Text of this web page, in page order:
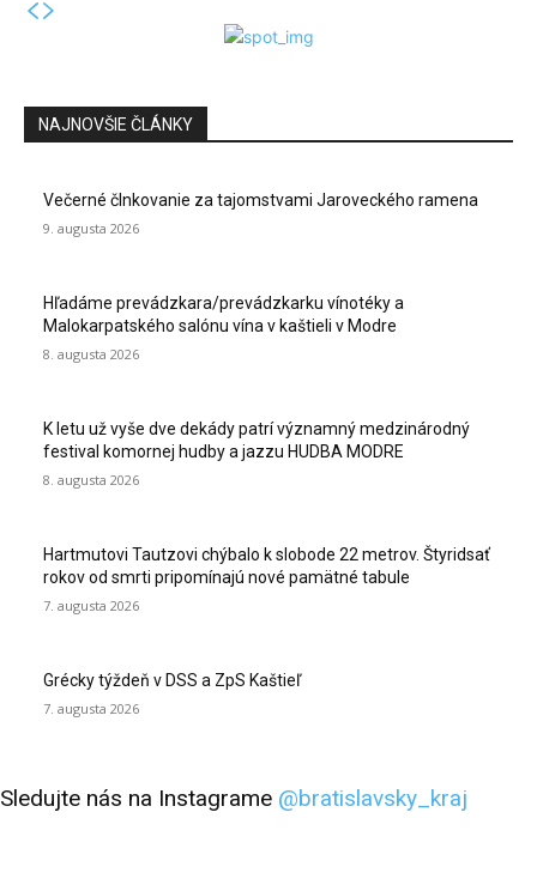
NAJNOVŠIE ČLÁNKY
Večerné člnkovanie za tajomstvami Jaroveckého ramena
9. augusta 2026
Hľadáme prevádzkara/prevádzkarku vínotéky a
Malokarpatského salónu vína v kaštieli v Modre
8. augusta 2026
K letu už vyše dve dekády patrí významný medzinárodný
festival komornej hudby a jazzu HUDBA MODRE
8. augusta 2026
Hartmutovi Tautzovi chýbalo k slobode 22 metrov. Štyridsať
rokov od smrti pripomínajú nové pamätné tabule
7. augusta 2026
Grécky týždeň v DSS a ZpS Kaštieľ
7. augusta 2026
Sledujte nás na Instagrame @bratislavsky_kraj